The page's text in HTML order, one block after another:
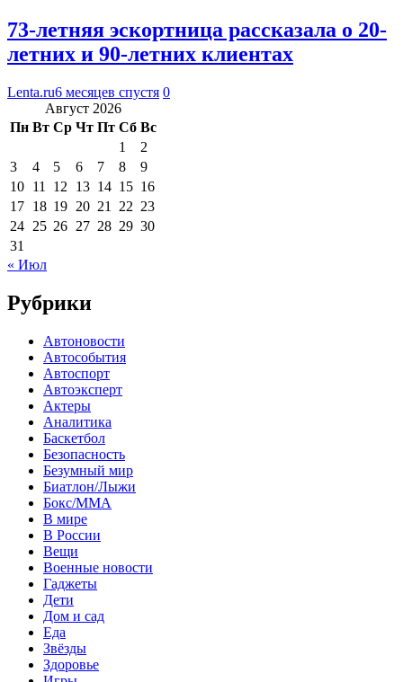
73-летняя эскортница рассказала о 20-
летних и 90-летних клиентах
Lenta.ru6 месяцев спустя 0
Август 2026
Пн Вт Ср Чт Пт Сб Вс
1
2
3
4 5 6 7 8
9
10 11 12 13 14 15 16
17 18 19 20 21 22 23
24 25 26 27 28 29 30
31
« Июл
Рубрики
Автоновости
Автособытия
Автоспорт
Автоэксперт
Актеры
Аналитика
Баскетбол
Безопасность
Безумный мир
Биатлон/Лыжи
Бокс/MMA
В мире
В России
Вещи
Военные новости
Гаджеты
Дети
Дом и сад
Еда
Звёзды
Здоровье